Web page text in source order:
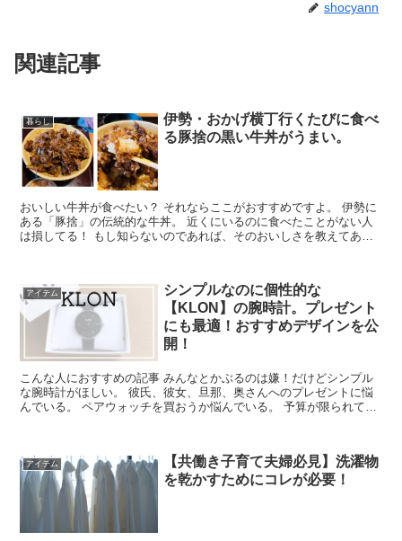
shocyann
関連記事
暮らし
伊勢・おかげ横丁行くたびに食べ
る豚捨の黒い牛丼がうまい。
おいしい牛丼が食べたい？ それならここがおすすめですよ。 伊勢に
ある「豚捨」の伝統的な牛丼。 近くにいるのに食べたことがない人
は損してる！ もし知らないのであれば、そのおいしさを教えてあげ
アイテム
シンプルなのに個性的な
【KLON】の腕時計。プレゼント
にも最適！おすすめデザインを公
開！
こんな人におすすめの記事 みんなとかぶるのは嫌！だけどシンプル
な腕時計がほしい。 彼氏、彼女、旦那、奥さんへのプレゼントに悩
んでいる。 ペアウォッチを買おうか悩んでいる。 予算が限られてい
アイテム
【共働き子育て夫婦必見】洗濯物
を乾かすためにコレが必要！